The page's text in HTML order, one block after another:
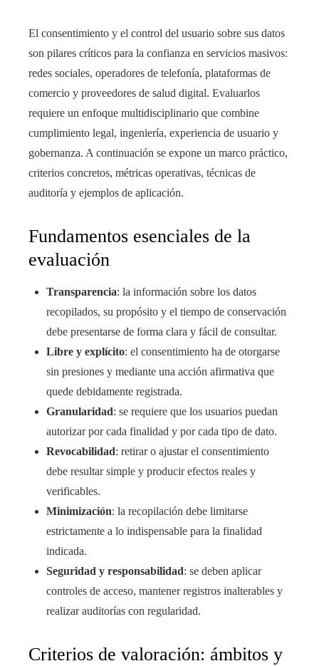
El consentimiento y el control del usuario sobre sus datos
son pilares críticos para la confianza en servicios masivos:
redes sociales, operadores de telefonía, plataformas de
comercio y proveedores de salud digital. Evaluarlos
requiere un enfoque multidisciplinario que combine
cumplimiento legal, ingeniería, experiencia de usuario y
gobernanza. A continuación se expone un marco práctico,
criterios concretos, métricas operativas, técnicas de
auditoría y ejemplos de aplicación.
Fundamentos esenciales de la
evaluación
Transparencia: la información sobre los datos
recopilados, su propósito y el tiempo de conservación
debe presentarse de forma clara y fácil de consultar.
Libre y explícito: el consentimiento ha de otorgarse
sin presiones y mediante una acción afirmativa que
quede debidamente registrada.
Granularidad: se requiere que los usuarios puedan
autorizar por cada finalidad y por cada tipo de dato.
Revocabilidad: retirar o ajustar el consentimiento
debe resultar simple y producir efectos reales y
verificables.
Minimización: la recopilación debe limitarse
estrictamente a lo indispensable para la finalidad
indicada.
Seguridad y responsabilidad: se deben aplicar
controles de acceso, mantener registros inalterables y
realizar auditorías con regularidad.
Criterios de valoración: ámbitos y